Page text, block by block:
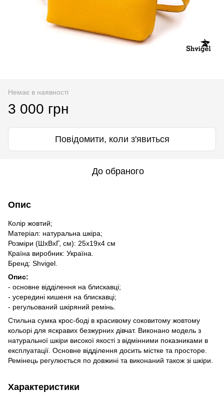
Немає в наявності
3 000 грн
Повідомити, коли з'явиться
До обраного
Опис
Колір жовтий;
Матеріал: натуральна шкіра;
Розміри (ШхВхГ, см): 25х19х4 см
Країна виробник: Україна.
Бренд: Shvigel.
Опис:
- основне відділення на блискавці;
- усередині кишеня на блискавці;
- регульований шкіряний ремінь.
Стильна сумка крос-боді в красивому соковитому жовтому
кольорі для яскравих безжурних дівчат. Виконано модель з
натуральної шкіри високої якості з відмінними показниками в
експлуатації. Основне відділення досить містке та просторе.
Ремінець регулюється по довжині та виконаний також зі шкіри.
Характеристики